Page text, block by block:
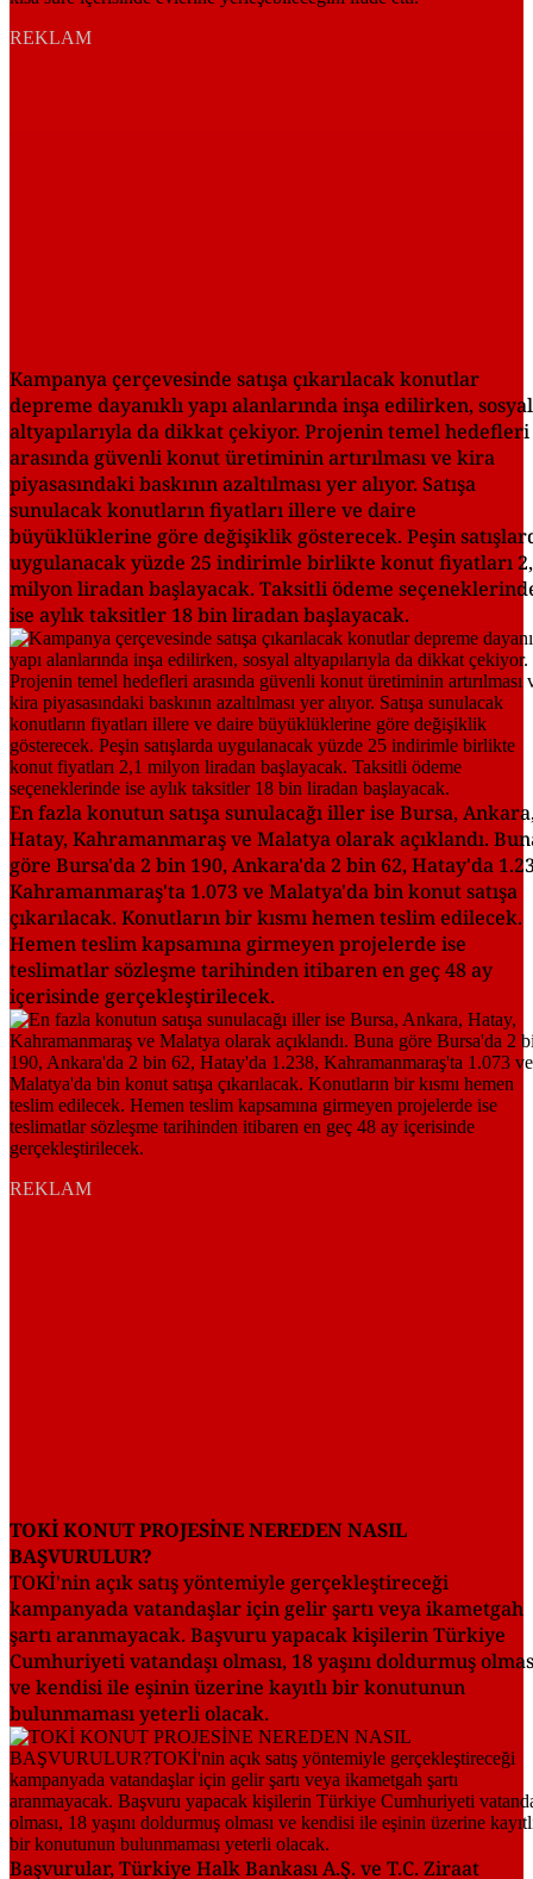
REKLAM
Kampanya çerçevesinde satışa çıkarılacak konutlar
depreme dayanıklı yapı alanlarında inşa edilirken, sosyal
altyapılarıyla da dikkat çekiyor. Projenin temel hedefleri
arasında güvenli konut üretiminin artırılması ve kira
piyasasındaki baskının azaltılması yer alıyor. Satışa
sunulacak konutların fiyatları illere ve daire
büyüklüklerine göre değişiklik gösterecek. Peşin
uygulanacak yüzde 25 indirimle birlikte konut fiyatları
milyon liradan başlayacak. Taksitli ödeme
ise aylık taksitler 18 bin liradan başlayacak.
En fazla konutun satışa sunulacağı iller ise Bursa,
Hatay, Kahramanmaraş ve Malatya olarak açıklandı.
göre Bursa'da 2 bin 190, Ankara'da 2 bin 62, Hatay'da
Kahramanmaraş'ta 1.073 ve Malatya'da bin konut satışa
çıkarılacak. Konutların bir kısmı hemen teslim edilecek.
Hemen teslim kapsamına girmeyen projelerde ise
teslimatlar sözleşme tarihinden itibaren en geç 48 ay
içerisinde gerçekleştirilecek.
REKLAM
TOKİ KONUT PROJESİNE NEREDEN NASIL
BAŞVURULUR?
TOKİ'nin açık satış yöntemiyle gerçekleştireceği
kampanyada vatandaşlar için gelir şartı veya ikametgah
şartı aranmayacak. Başvuru yapacak kişilerin Türkiye
Cumhuriyeti vatandaşı olması, 18 yaşını doldurmuş
ve kendisi ile eşinin üzerine kayıtlı bir konutunun
bulunmaması yeterli olacak.
Başvurular, Türkiye Halk Bankası A.Ş. ve T.C. Ziraat